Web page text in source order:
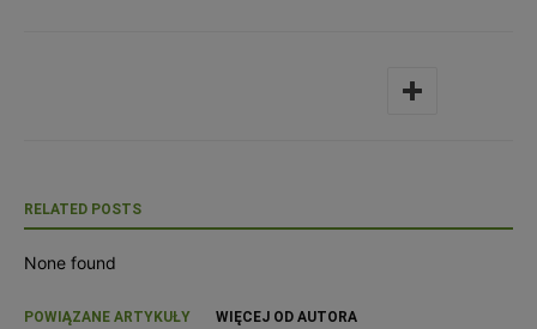
RELATED POSTS
None found
POWIĄZANE ARTYKUŁY WIĘCEJ OD AUTORA